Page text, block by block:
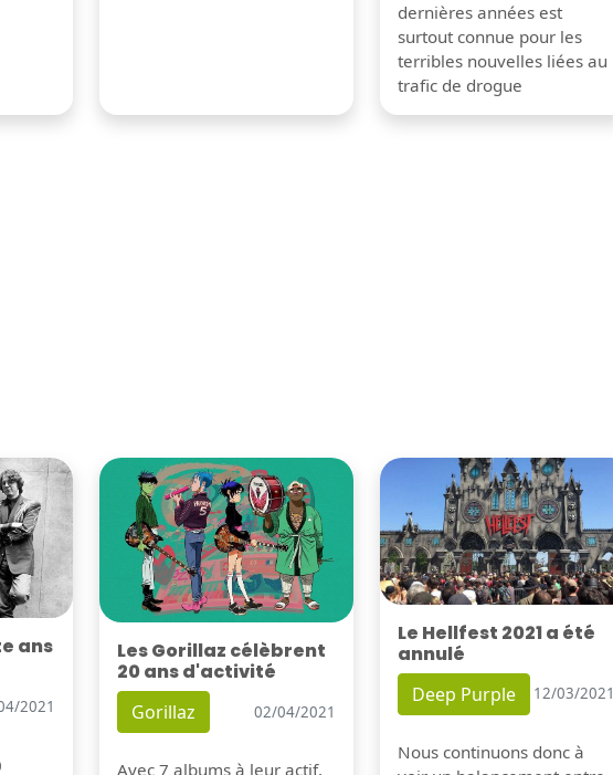
dernières années est
surtout connue pour les
terribles nouvelles liées au
trafic de drogue
ans
2021
Les Gorillaz célèbrent
20 ans d'activité
Gorillaz 02/04/2021
Avec 7 albums à leur actif,
Le Hellfest 2021 a été
annulé
Deep Purple 12/03/2021
Nous continuons donc à